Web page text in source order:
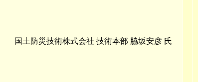
国土防災技術株式会社 技術本部 脇坂安彦 氏